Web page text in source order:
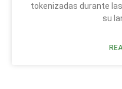
tokenizadas durante
su